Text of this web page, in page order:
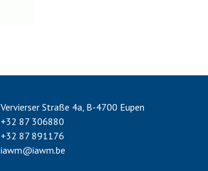
Vervierser Straße 4a, B-4700 Eupen
+32 87 306880
+32 87 891176
iawm@iawm.be